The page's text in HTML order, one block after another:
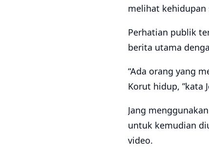
melihat kehidupan
Perhatian publik
berita utama
“Ada orang yang
Korut hidup, ”kata
Jang menggunakan
untuk kemudian
video.